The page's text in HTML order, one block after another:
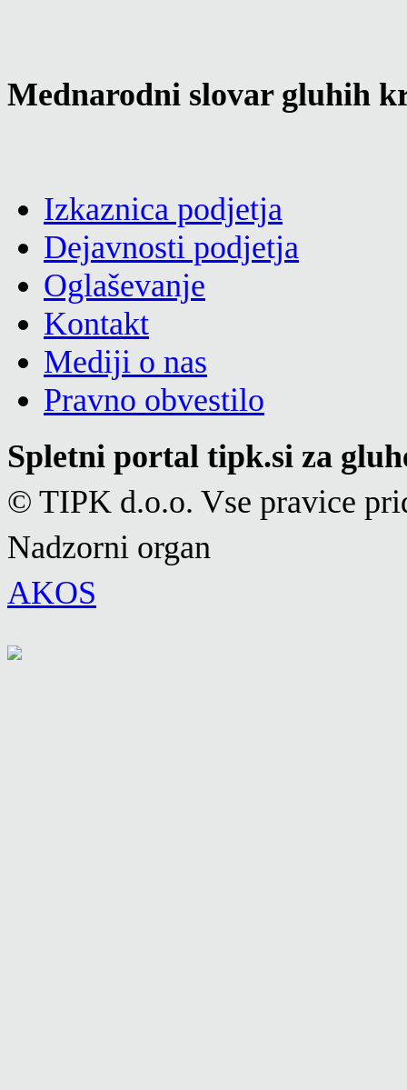
Mednarodni slovar gluhih
Izkaznica podjetja
Dejavnosti podjetja
Oglaševanje
Kontakt
Mediji o nas
Pravno obvestilo
Spletni portal tipk.si za
© TIPK d.o.o. Vse pravice
Nadzorni organ
AKOS